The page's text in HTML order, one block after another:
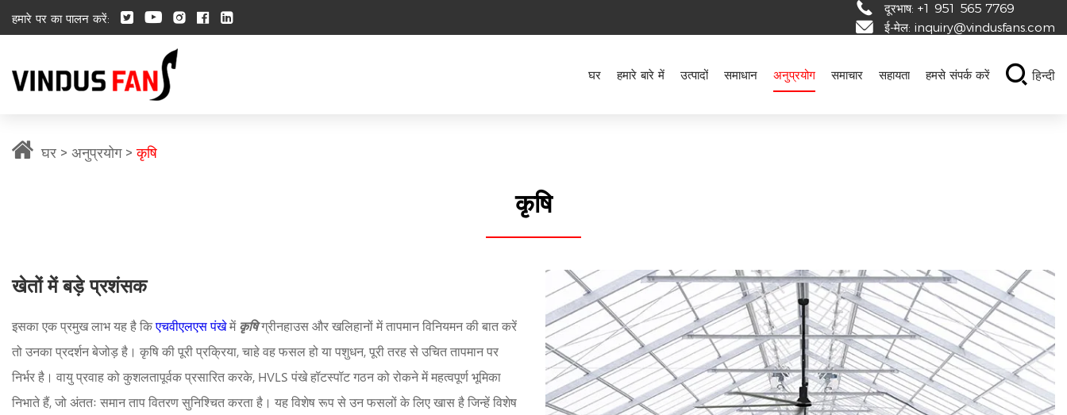
हमारे पर का पालन करें:
दूरभाष: +1 951 565 7769
ई-मेल: inquiry@vindusfans.com
घर हमारे बारे में उत्पादों समाधान अनुप्रयोग समाचार सहायता हमसे संपर्क करें हिन्दी
घर अनुप्रयोग कृषि
कृषि
खेतों में बड़े प्रशंसक
इसका एक प्रमुख लाभ यह है किएचवीएलएस पंखेमेंकृषिग्रीनहाउस और खलिहानों में तापमान विनियमन की बात करें
तो उनका प्रदर्शन बेजोड़ है। कृषि की पूरी प्रक्रिया, चाहे वह फसल हो या पशुधन, पूरी तरह से उचित तापमान पर
निर्भर है। वायु प्रवाह को कुशलतापूर्वक प्रसारित करके, HVLS पंखे हॉटस्पॉट गठन को रोकने में महत्वपूर्ण भूमिका
निभाते हैं, जो अंततः समान ताप वितरण सुनिश्चित करता है। यह विशेष रूप से उन फसलों के लिए खास है जिन्हें विशेष